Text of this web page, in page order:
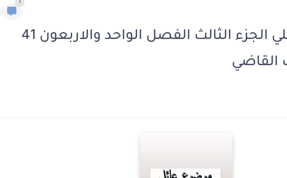
1
رواية موضوع عائلي الجزء الثالث الفصل الواحد والاربعون 41
القاضي